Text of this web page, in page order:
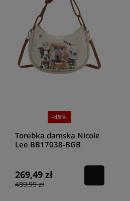
-45%
Torebka damska Nicole
Lee BB17038-BGB
269,49 zł
489,99 zł